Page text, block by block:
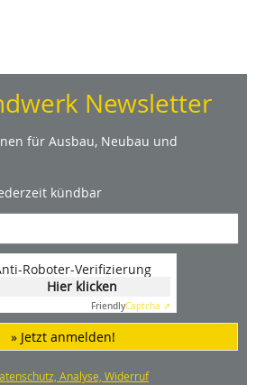
Newsletter
für Ausbau, Neubau und
kündbar
Roboter-Verifizierung
Hier klicken
FriendlyCaptcha ⇗
» Jetzt anmelden!
Analyse, Widerruf